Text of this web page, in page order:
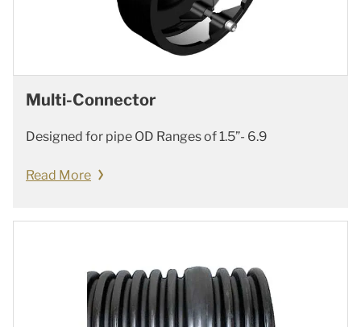
Multi-Connector
Designed for pipe OD Ranges of 1.5”- 6.9
Read More